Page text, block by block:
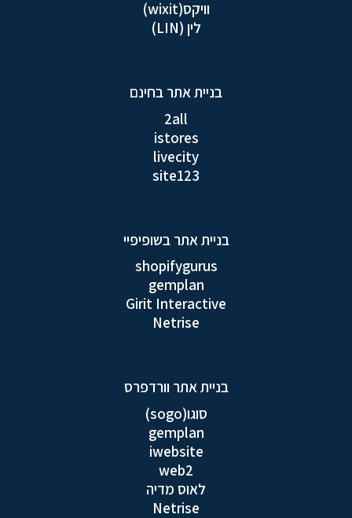
וויקס(wixit)
לין (LIN)
בניית אתר בחינם
2all
istores
livecity
site123
בניית אתר בשופיפיי
shopifygurus
gemplan
Girit Interactive
Netrise
בניית אתר וורדפרס
סוגו(sogo)
gemplan
iwebsite
web2
לאוס מדיה
Netrise